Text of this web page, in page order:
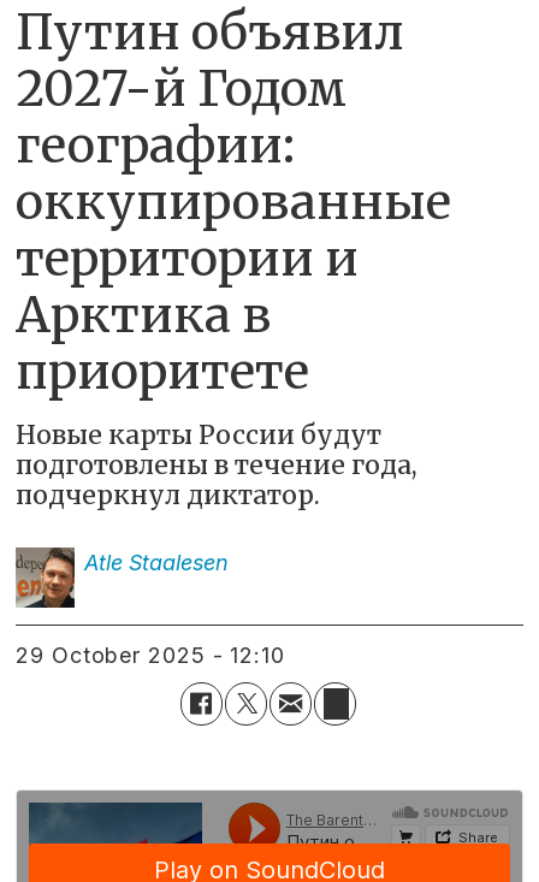
Путин объявил
2027-й Годом
географии:
оккупированные
территории и
Арктика в
приоритете
Новые карты России будут
подготовлены в течение года,
подчеркнул диктатор.
Atle Staalesen
29 October 2025 - 12:10